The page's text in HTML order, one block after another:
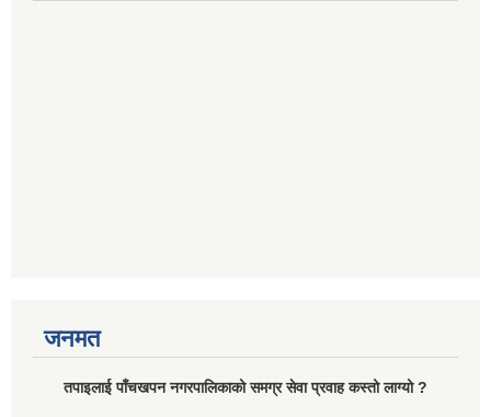
जनमत
तपाइलाई पाँचखपन नगरपालिकाको समग्र सेवा प्रवाह कस्तो लाग्यो ?